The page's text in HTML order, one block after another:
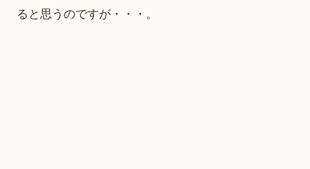
ると思うのですが・・・。